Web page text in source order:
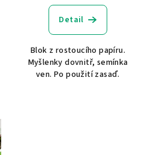
Detail
Blok z rostoucího papíru.
Myšlenky dovnitř, semínka
ven. Po použití zasaď.